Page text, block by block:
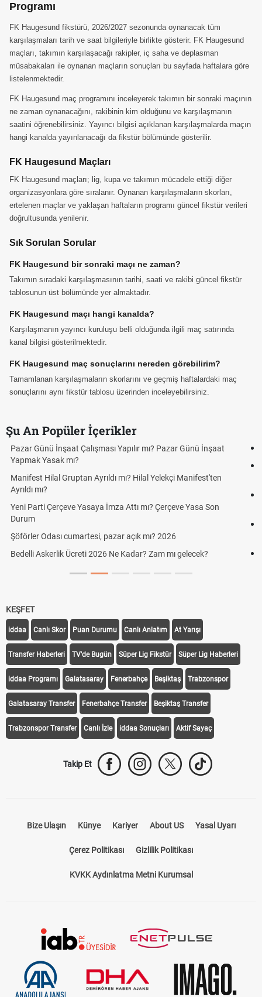
Programı
FK Haugesund fikstürü, 2026/2027 sezonunda oynanacak tüm
karşılaşmaları tarih ve saat bilgileriyle birlikte gösterir. FK Haugesund
maçları, takımın karşılaşacağı rakipler, iç saha ve deplasman
müsabakaları ile oynanan maçların sonuçları bu sayfada haftalara göre
listelenmektedir.
FK Haugesund maç programını inceleyerek takımın bir sonraki maçının
ne zaman oynanacağını, rakibinin kim olduğunu ve karşılaşmanın
saatini öğrenebilirsiniz. Yayıncı bilgisi açıklanan karşılaşmalarda maçın
hangi kanalda yayınlanacağı da fikstür bölümünde gösterilir.
FK Haugesund Maçları
FK Haugesund maçları; lig, kupa ve takımın mücadele ettiği diğer
organizasyonlara göre sıralanır. Oynanan karşılaşmaların skorları,
ertelenen maçlar ve yaklaşan haftaların programı güncel fikstür verileri
doğrultusunda yenilenir.
Sık Sorulan Sorular
FK Haugesund bir sonraki maçı ne zaman?
Takımın sıradaki karşılaşmasının tarihi, saati ve rakibi güncel fikstür
tablosunun üst bölümünde yer almaktadır.
FK Haugesund maçı hangi kanalda?
Karşılaşmanın yayıncı kuruluşu belli olduğunda ilgili maç satırında
kanal bilgisi gösterilmektedir.
FK Haugesund maç sonuçlarını nereden görebilirim?
Tamamlanan karşılaşmaların skorlarını ve geçmiş haftalardaki maç
sonuçlarını aynı fikstür tablosu üzerinden inceleyebilirsiniz.
Şu An Popüler İçerikler
Bedelli askerlik çarşı izni var mı? 2026 ziyaret var mı?
Kuyumcular cumartesi, pazar günü açık mı? 2026 | Kuyumcular
cumartesi-pazar günü kaça kadar açık?
Hafta Sonları Yıllık İzinden Sayılır mı? Yıllık İzin Hesaplamasında
Cumartesi ve Pazar Detayı
Aras Kargo Cumartesi-pazar açık mı? 2026 Aras Kargo
Cumartesi çalışma saatleri!
Hazırlık Maçı ve Dostluk Maçı Nedir? Resmî Maçlardan Farkları
KEŞFET
iddaa Canlı Skor Puan Durumu Canlı Anlatım At Yarışı
Transfer Haberleri TV'de Bugün Süper Lig Fikstür Süper Lig Haberleri
iddaa Programı Galatasaray Fenerbahçe Beşiktaş Trabzonspor
Galatasaray Transfer Fenerbahçe Transfer Beşiktaş Transfer
Trabzonspor Transfer Canlı İzle iddaa Sonuçları Aktif Sayaç
Takip Et
Bize Ulaşın Künye Kariyer About US Yasal Uyarı
Çerez Politikası Gizlilik Politikası
KVKK Aydınlatma Metni Kurumsal